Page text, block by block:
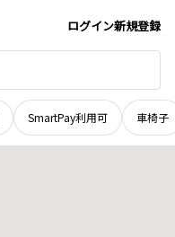
ログイン新規登録
SmartPay利用可 車椅子